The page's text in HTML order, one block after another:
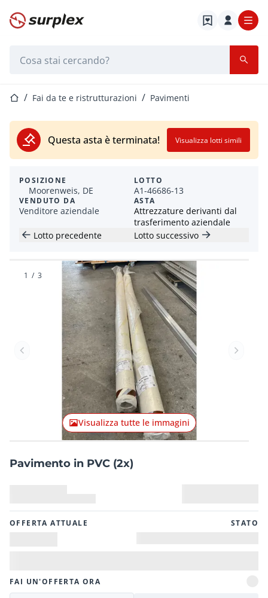
Home
Home Fai da te e ristrutturazioni Pavimenti
Questa asta è terminata! Visualizza lotti simili
POSIZIONE
Moorenweis, DE
VENDUTO DA
Venditore aziendale
LOTTO
A1-46686-13
ASTA
Attrezzature derivanti dal
trasferimento aziendale
Lotto precedente
Lotto successivo
Articolo precedente Articolo
Visualizza tutte le immagini
1 / 3
Pavimento in PVC (2x)
OFFERTA ATTUALE STATO
FAI UN'OFFERTA ORA